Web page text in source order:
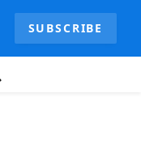
SUBSCRIBE